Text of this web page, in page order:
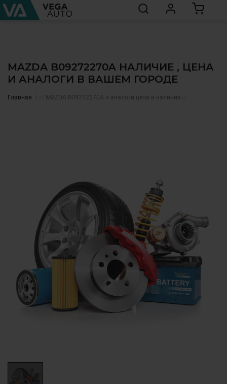
MAZDA B09272270A НАЛИЧИЕ , ЦЕНА
И АНАЛОГИ В ВАШЕМ ГОРОДЕ
Главная ✅ MAZDA B09272270A и аналоги цена и наличие ✅